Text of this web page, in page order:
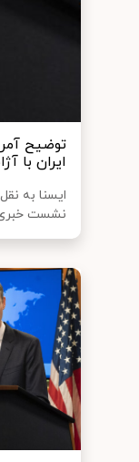
توضیح
ایران با
ایسنا به
نشست